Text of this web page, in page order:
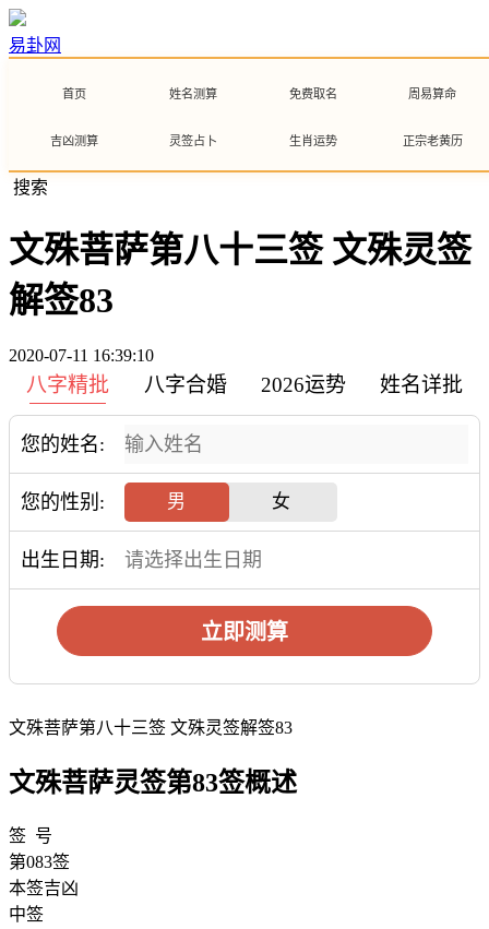
易卦网
首页 姓名测算 免费取名 周易算命
吉凶测算 灵签占卜 生肖运势 正宗老黄历
搜索
文殊菩萨第八十三签 文殊灵签
解签83
2020-07-11 16:39:10
八字精批 八字合婚 2026运势 姓名详批
您的姓名:
您的性别: 男 女
出生日期:
立即测算
文殊菩萨第八十三签 文殊灵签解签83
文殊菩萨灵签第83签概述
签 号
第083签
本签吉凶
中签